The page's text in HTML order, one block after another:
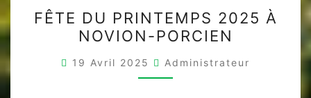
DU
PRINTEMPS
2025
À
FÊTE DU PRINTEMPS 2025 À
NOVION-PORCIEN
19 Avril 2025 Administrateur